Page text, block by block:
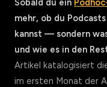
Sobald du ein
mehr, ob du
kannst — sondern
und wie es in den
Artikel katalogisiert
im ersten Monat der